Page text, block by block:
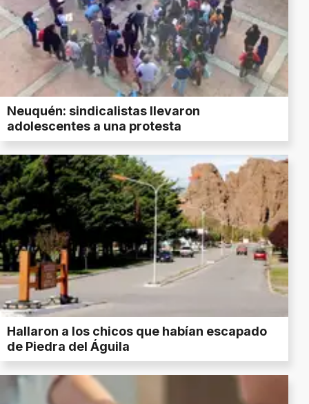
Neuquén: sindicalistas llevaron
adolescentes a una protesta
Hallaron a los chicos que habían escapado
de Piedra del Águila